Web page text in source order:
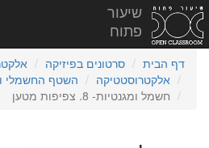
שיעור
פתוח
דף הבית סרטונים בפיזיקה
אלקטרוסטטיקה
השטף החשמלי
חשמל ומגנטיות- 8. צפיפות מטען